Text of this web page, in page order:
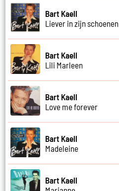
Bart Kaell
Liever in zijn schoenen
Bart Kaell
Lili Marleen
Bart Kaell
Love me forever
Bart Kaell
Madeleine
Bart Kaell